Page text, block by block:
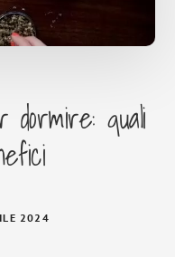
quali
2024